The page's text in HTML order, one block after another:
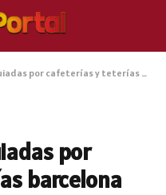
por cafeterías y teterías barcelona
por
barcelona